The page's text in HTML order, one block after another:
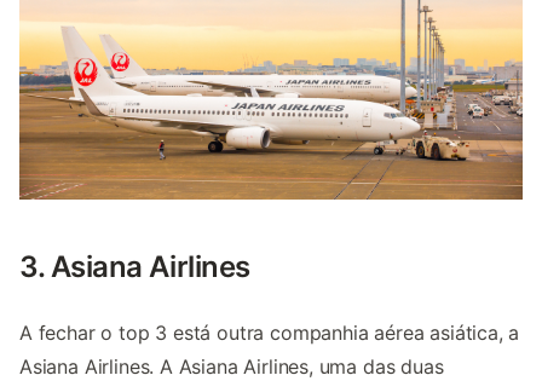
3. Asiana Airlines
A fechar o top 3 está outra companhia aérea asiática, a
Asiana Airlines. A Asiana Airlines, uma das duas